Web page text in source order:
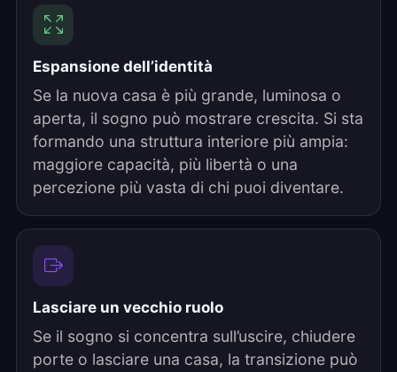
Espansione dell’identità
Se la nuova casa è più grande, luminosa o
aperta, il sogno può mostrare crescita. Si sta
formando una struttura interiore più ampia:
maggiore capacità, più libertà o una
percezione più vasta di chi puoi diventare.
Lasciare un vecchio ruolo
Se il sogno si concentra sull’uscire, chiudere
porte o lasciare una casa, la transizione può